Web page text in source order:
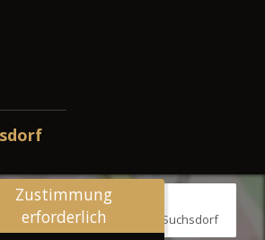
Weg 1, 24107 Kiel-Suchsdorf
Zustimmung
erforderlich